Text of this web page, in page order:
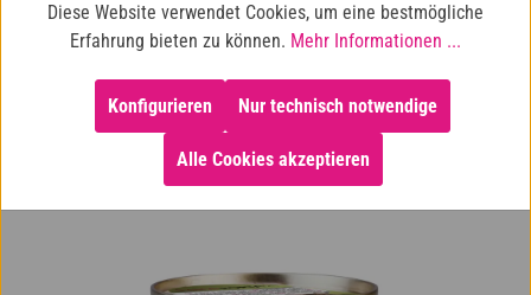
Katze Katzenfutter PORTA21-Katzenfutter
Diese Website verwendet Cookies, um eine bestmögliche
Erfahrung bieten zu können. Mehr Informationen ...
Konfigurieren
Alle Cookies akzeptieren
Nur technisch notwendige